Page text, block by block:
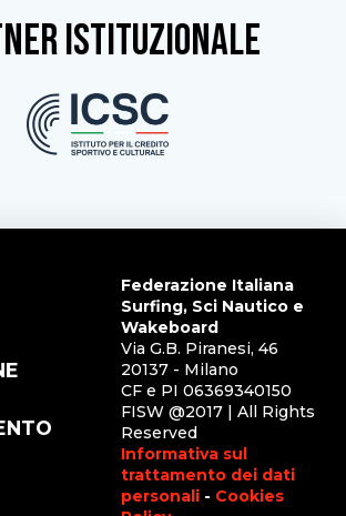
istituzionale
Federazione Italiana
Surfing, Sci Nautico e
Wakeboard
Via G.B. Piranesi, 46
20137 - Milano
CF e PI 06369340150
FISW @2017 | All Rights
Reserved
Informativa sul
trattamento dei dati
personali - Cookies